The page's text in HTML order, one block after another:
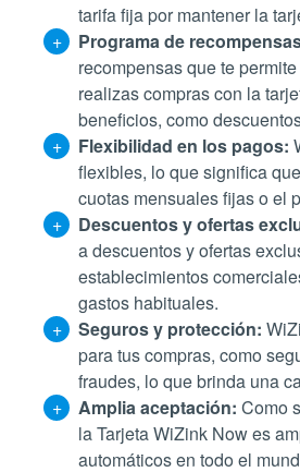
tarifa fija por mantener la
Programa de
recompensas que te
realizas compras con la
beneficios, como
Flexibilidad en los pagos:
flexibles, lo que significa
cuotas mensuales fijas o el
Descuentos y ofertas
a descuentos y ofertas
establecimientos
gastos habituales.
Seguros y protección:
para tus compras, como
fraudes, lo que brinda una
Amplia aceptación: Como
la Tarjeta WiZink Now es
automáticos en todo el